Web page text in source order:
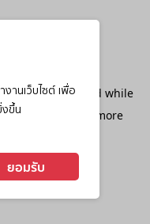
has occurred while
console
for more
านเว็บไซต์ เพื่อ
งขึ้น
ยอมรับ